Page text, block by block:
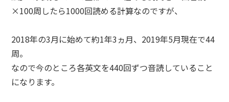
×100周したら1000回読める計算なのですが、
2018年の3月に始めて約1年3ヵ月、2019年5月現在で44
周。
なので今のところ各英文を440回ずつ音読していること
になります。